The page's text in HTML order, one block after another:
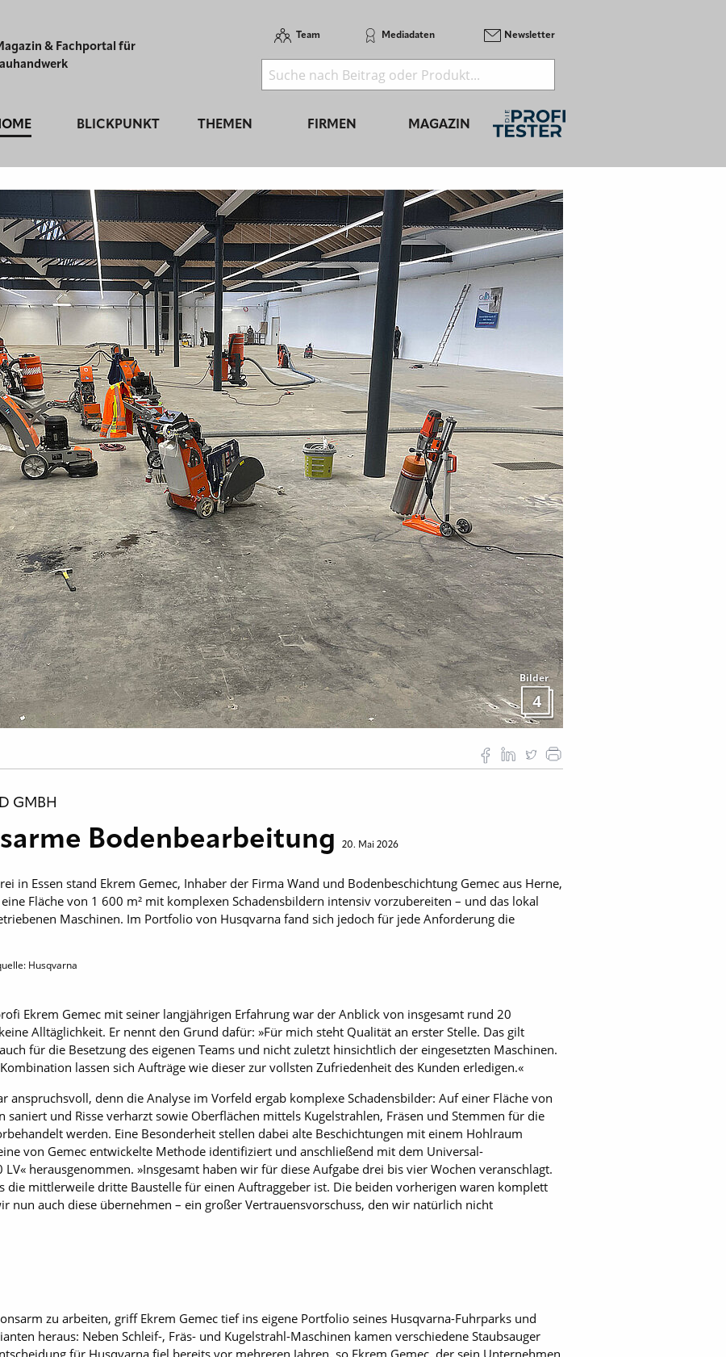
& Fachportal für
Team Mediadaten Newsletter
BLICKPUNKT THEMEN FIRMEN MAGAZIN
Bilder
4
GMBH
Bodenbearbeitung 20. Mai 2026
in Essen stand Ekrem Gemec, Inhaber der Firma Wand und Bodenbeschichtung Gemec aus Herne,
Fläche von 1 600 m² mit komplexen Schadensbildern intensiv vorzubereiten – und das lokal
Maschinen. Im Portfolio von Husqvarna fand sich jedoch für jede Anforderung die
Husqvarna
Ekrem Gemec mit seiner langjährigen Erfahrung war der Anblick von insgesamt rund 20
Alltäglichkeit. Er nennt den Grund dafür: »Für mich steht Qualität an erster Stelle. Das gilt
für die Besetzung des eigenen Teams und nicht zuletzt hinsichtlich der eingesetzten Maschinen.
lassen sich Aufträge wie dieser zur vollsten Zufriedenheit des Kunden erledigen.«
anspruchsvoll, denn die Analyse im Vorfeld ergab komplexe Schadensbilder: Auf einer Fläche von
saniert und Risse verharzt sowie Oberflächen mittels Kugelstrahlen, Fräsen und Stemmen für die
werden. Eine Besonderheit stellen dabei alte Beschichtungen mit einem Hohlraum
von Gemec entwickelte Methode identifiziert und anschließend mit dem Universal-
LV« herausgenommen. »Insgesamt haben wir für diese Aufgabe drei bis vier Wochen veranschlagt.
die mittlerweile dritte Baustelle für einen Auftraggeber ist. Die beiden vorherigen waren komplett
nun auch diese übernehmen – ein großer Vertrauensvorschuss, den wir natürlich nicht
zu arbeiten, griff Ekrem Gemec tief ins eigene Portfolio seines Husqvarna-Fuhrparks und
heraus: Neben Schleif-, Fräs- und Kugelstrahl-Maschinen kamen verschiedene Staubsauger
für Husqvarna fiel bereits vor mehreren Jahren, so Ekrem Gemec, der sein Unternehmen